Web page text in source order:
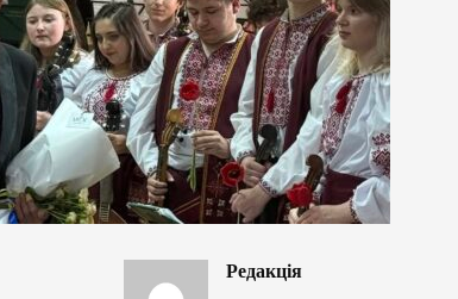
Редакція